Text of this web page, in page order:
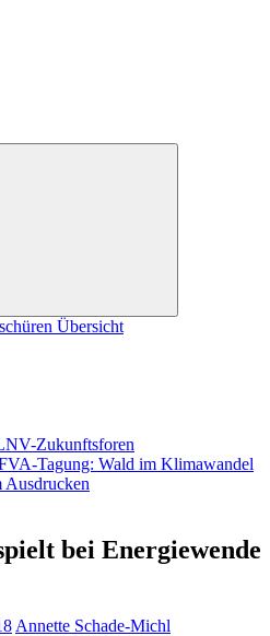
Übersicht
Zukunftsforen
Tagung: Wald im Klimawandel
bei Energiewende
Annette Schade-Michl